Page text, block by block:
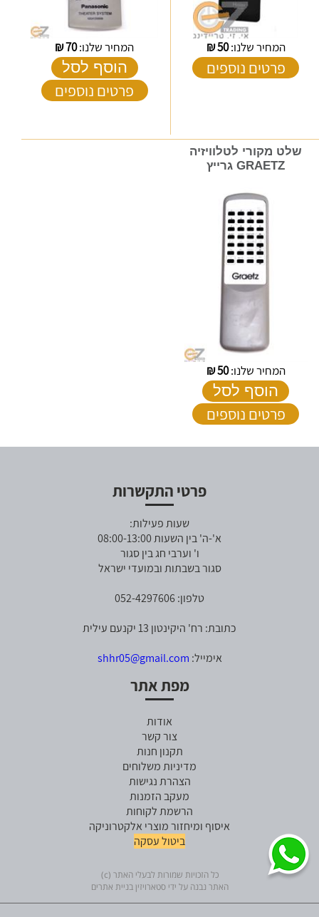
המחיר שלנו:50
₪
פרטים נוספים
המחיר שלנו:70
₪
הוסף לסל
פרטים נוספים
שלט מקורי לטלוויזיה
GRAETZ גרייץ
המחיר שלנו:50
₪
הוסף לסל
פרטים נוספים
פרטי התקשרות
שעות פעילות:
א'-ה' בין השעות 08:00-13:00
ו' וערבי חג בין סגור
סגור בשבתות ובמועדי ישראל
טלפון: 052-4297606
כתובת: רח' היקינטון 13 יקנעם עילית
אימייל: shhr05@gmail.com
מפת אתר
אודות
צור קשר
תקנון חנות
מדיניות משלוחים
הצהרת נגישות
מעקב הזמנות
הרשמת לקוחות
איסוף ומיחזור מוצרי אלקטרוניקה
ביטול עסקה
כל הזכויות שמורות לבעלי האתר (c)
האתר נבנה על ידי סטארויזין בניית אתרים